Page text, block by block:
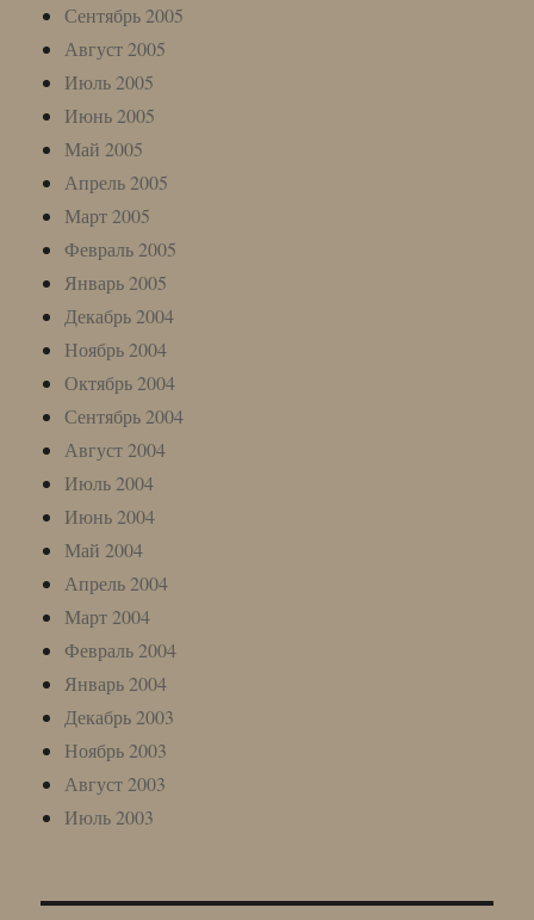
Сентябрь 2005
Август 2005
Июль 2005
Июнь 2005
Май 2005
Апрель 2005
Март 2005
Февраль 2005
Январь 2005
Декабрь 2004
Ноябрь 2004
Октябрь 2004
Сентябрь 2004
Август 2004
Июль 2004
Июнь 2004
Май 2004
Апрель 2004
Март 2004
Февраль 2004
Январь 2004
Декабрь 2003
Ноябрь 2003
Август 2003
Июль 2003